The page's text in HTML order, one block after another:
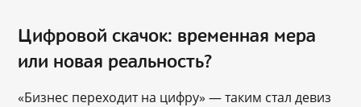
Цифровой скачок: временная мера
или новая реальность?
«Бизнес переходит на цифру» — таким стал девиз